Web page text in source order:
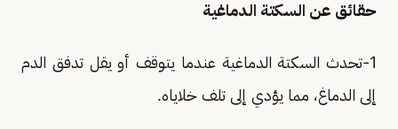
حقائق عن السكتة الدماغية
1-تحدث السكتة الدماغية عندما يتوقف أو يقل تدفق الدم
إلى الدماغ، مما يؤدي إلى تلف خلاياه.